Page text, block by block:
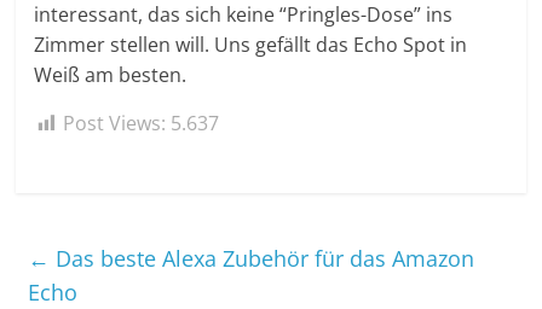
interessant, das sich keine “Pringles-Dose” ins
Zimmer stellen will. Uns gefällt das Echo Spot in
Weiß am besten.
Post Views: 5.637
← Das beste Alexa Zubehör für das Amazon
Echo